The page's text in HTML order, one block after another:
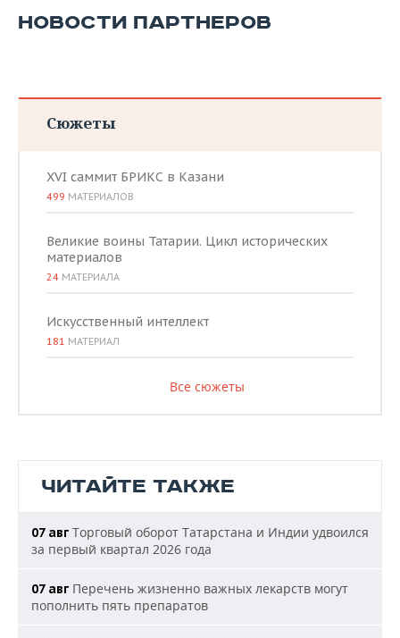
НОВОСТИ ПАРТНЕРОВ
Сюжеты
XVI саммит БРИКС в Казани
499 МАТЕРИАЛОВ
Великие воины Татарии. Цикл исторических
материалов
24 МАТЕРИАЛА
Искусственный интеллект
181 МАТЕРИАЛ
Все сюжеты
ЧИТАЙТЕ ТАКЖЕ
07 авг Торговый оборот Татарстана и Индии удвоился
за первый квартал 2026 года
07 авг Перечень жизненно важных лекарств могут
пополнить пять препаратов